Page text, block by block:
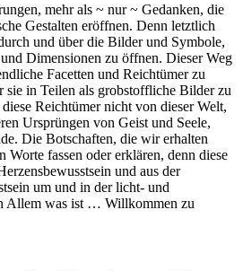
mehr als ~ nur ~ Gedanken, die
Gestalten eröffnen. Denn letztlich
und über die Bilder und Symbole,
Dimensionen zu öffnen. Dieser Weg
Facetten und Reichtümer zu
sie in Teilen als grobstoffliche Bilder zu
Reichtümer nicht von dieser Welt,
Ursprüngen von Geist und Seele,
Die Botschaften, die wir erhalten
Worte fassen oder erklären, denn diese
und aus der
um und in der licht- und
Allem was ist … Willkommen zu